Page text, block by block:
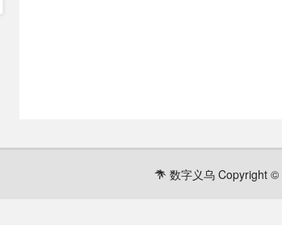
数字义乌 Copyright